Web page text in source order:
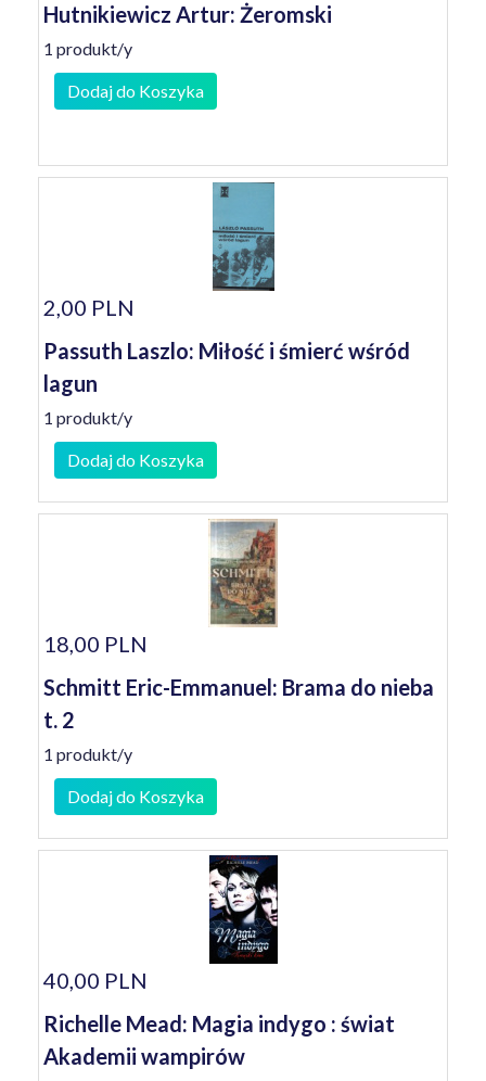
Hutnikiewicz Artur: Żeromski
1 produkt/y
Dodaj do Koszyka
2,00 PLN
Passuth Laszlo: Miłość i śmierć wśród
lagun
1 produkt/y
Dodaj do Koszyka
18,00 PLN
Schmitt Eric-Emmanuel: Brama do nieba
t. 2
1 produkt/y
Dodaj do Koszyka
40,00 PLN
Richelle Mead: Magia indygo : świat
Akademii wampirów